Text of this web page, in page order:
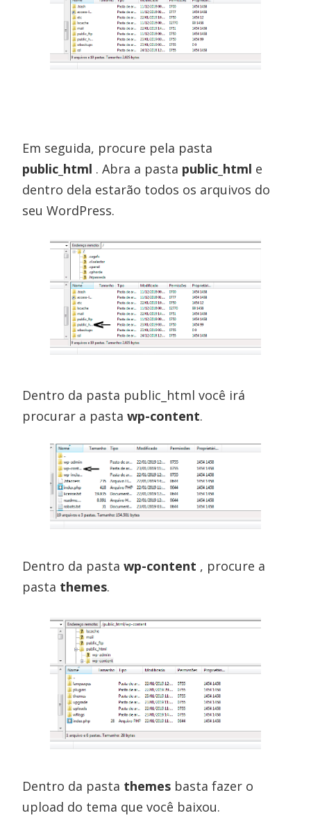
Em seguida, procure pela pasta
public_html . Abra a pasta public_html e
dentro dela estarão todos os arquivos do
seu WordPress.
Dentro da pasta public_html você irá
procurar a pastawp-content.
Dentro da pastawp-content , procure a
pasta themes.
Dentro da pasta themes basta fazer o
upload do tema que você baixou.